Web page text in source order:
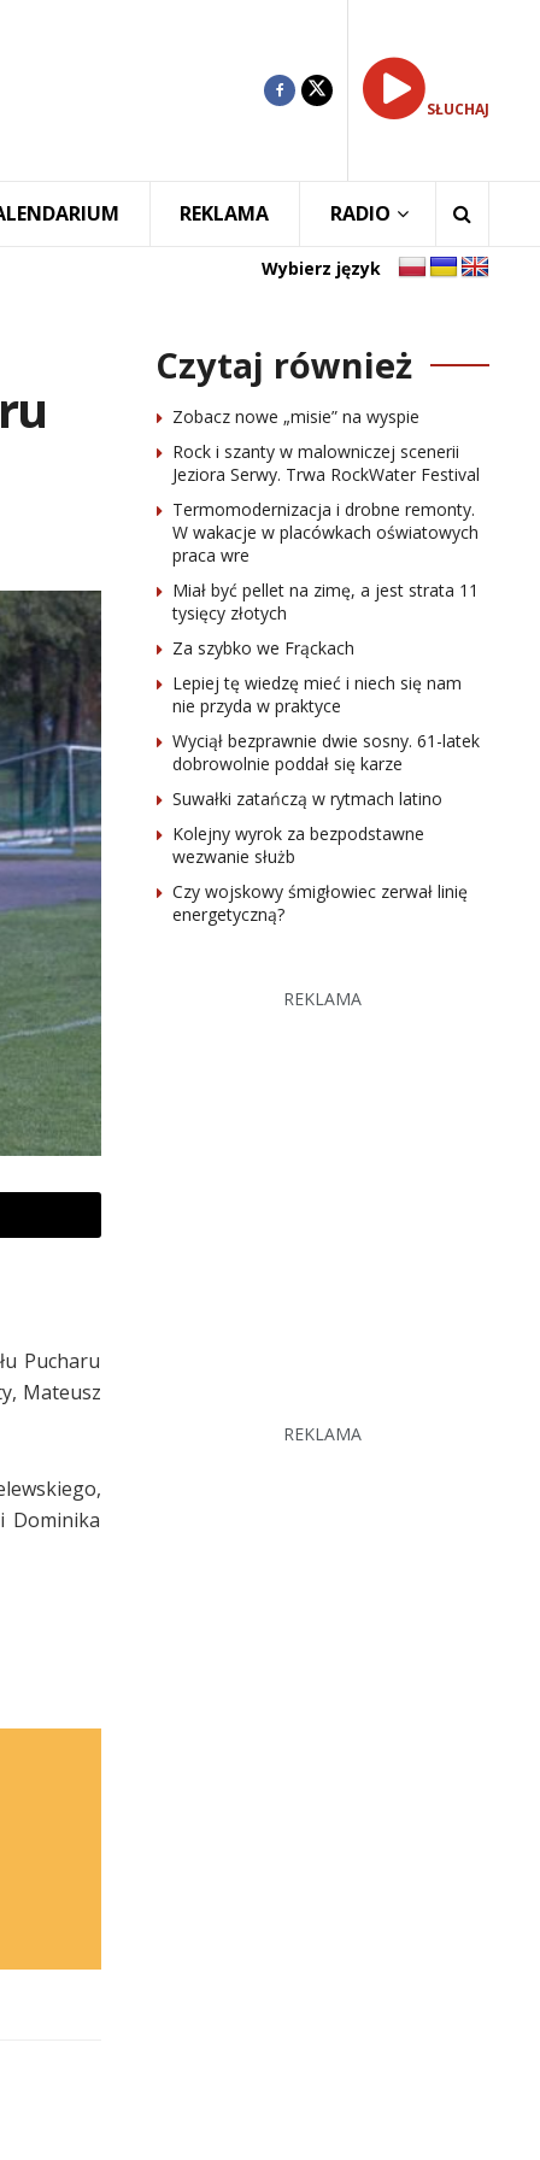
SŁUCHAJ
REKLAMA RADIO
Wybierz język
Pucharu
Mateusz
Dominika
Czytaj również
Zobacz nowe „misie” na wyspie
Rock i szanty w malowniczej scenerii
Jeziora Serwy. Trwa RockWater Festival
Termomodernizacja i drobne remonty.
W wakacje w placówkach oświatowych
praca wre
Miał być pellet na zimę, a jest strata 11
tysięcy złotych
Za szybko we Frąckach
Lepiej tę wiedzę mieć i niech się nam
nie przyda w praktyce
Wyciął bezprawnie dwie sosny. 61-latek
dobrowolnie poddał się karze
Suwałki zatańczą w rytmach latino
Kolejny wyrok za bezpodstawne
wezwanie służb
Czy wojskowy śmigłowiec zerwał linię
energetyczną?
REKLAMA
REKLAMA